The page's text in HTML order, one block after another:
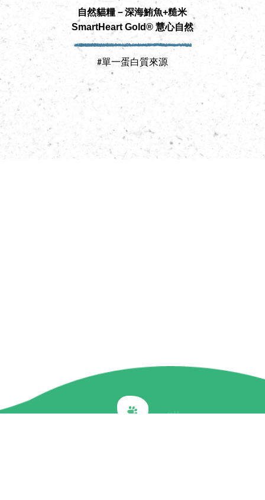
自然貓糧－深海鮪魚+糙米
SmartHeart Gold® 慧心自然
#單一蛋白質來源